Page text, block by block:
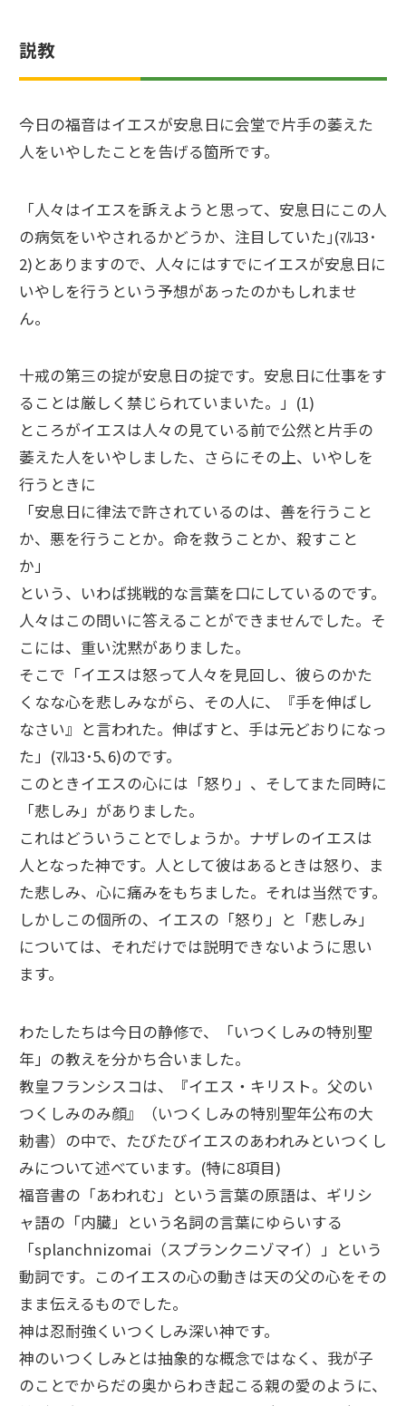
説教
今日の福音はイエスが安息日に会堂で片手の萎えた
人をいやしたことを告げる箇所です。
「人々はイエスを訴えようと思って、安息日にこの人
の病気をいやされるかどうか、注目していた｣(ﾏﾙｺ3･
2)とありますので、人々にはすでにイエスが安息日に
いやしを行うという予想があったのかもしれませ
ん。
十戒の第三の掟が安息日の掟です。安息日に仕事をす
ることは厳しく禁じられていまいた。」(1)
ところがイエスは人々の見ている前で公然と片手の
萎えた人をいやしました、さらにその上、いやしを
行うときに
「安息日に律法で許されているのは、善を行うこと
か、悪を行うことか。命を救うことか、殺すこと
か」
という、いわば挑戦的な言葉を口にしているのです。
人々はこの問いに答えることができませんでした。そ
こには、重い沈黙がありました。
そこで「イエスは怒って人々を見回し、彼らのかた
くなな心を悲しみながら、その人に、『手を伸ばし
なさい』と言われた。伸ばすと、手は元どおりになっ
た」(ﾏﾙｺ3･5､6)のです。
このときイエスの心には「怒り」、そしてまた同時に
「悲しみ」がありました。
これはどういうことでしょうか。ナザレのイエスは
人となった神です。人として彼はあるときは怒り、ま
た悲しみ、心に痛みをもちました。それは当然です。
しかしこの個所の、イエスの「怒り」と「悲しみ」
については、それだけでは説明できないように思い
ます。
わたしたちは今日の静修で、「いつくしみの特別聖
年」の教えを分かち合いました。
教皇フランシスコは、『イエス・キリスト。父のい
つくしみのみ顔』（いつくしみの特別聖年公布の大
勅書）の中で、たびたびイエスのあわれみといつくし
みについて述べています。(特に8項目)
福音書の「あわれむ」という言葉の原語は、ギリシ
ャ語の「内臓」という名詞の言葉にゆらいする
「splanchnizomai（スプランクニゾマイ）」という
動詞です。このイエスの心の動きは天の父の心をその
まま伝えるものでした。
神は忍耐強くいつくしみ深い神です。
神のいつくしみとは抽象的な概念ではなく、我が子
のことでからだの奥からわき起こる親の愛のように、